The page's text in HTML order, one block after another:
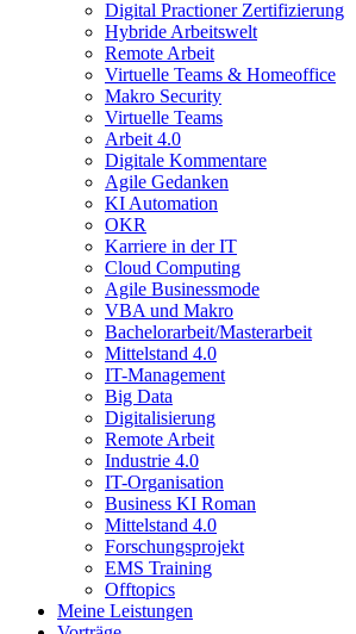
Digital Practioner Zertifizierung
Hybride Arbeitswelt
Remote Arbeit
Virtuelle Teams & Homeoffice
Makro Security
Virtuelle Teams
Arbeit 4.0
Digitale Kommentare
Agile Gedanken
KI Automation
OKR
Karriere in der IT
Cloud Computing
Agile Businessmode
VBA und Makro
Bachelorarbeit/Masterarbeit
Mittelstand 4.0
IT-Management
Big Data
Digitalisierung
Remote Arbeit
Industrie 4.0
IT-Organisation
Business KI Roman
Mittelstand 4.0
Forschungsprojekt
EMS Training
Offtopics
Meine Leistungen